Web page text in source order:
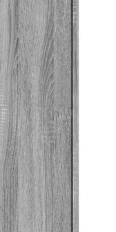
цел.
бутона "Добави в
да изберете броя
цел.
бутона "Добави в
да изберете броя
цел.
бутона "Добави в
да изберете броя
NewPay плаща